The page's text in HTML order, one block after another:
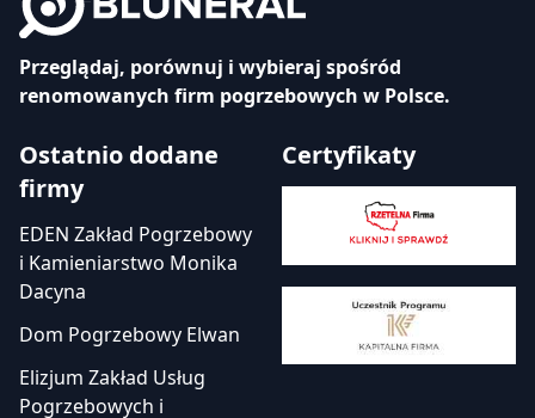
Przeglądaj, porównuj i wybieraj spośród
renomowanych firm pogrzebowych w Polsce.
Ostatnio dodane
firmy
EDEN Zakład Pogrzebowy
i Kamieniarstwo Monika
Dacyna
Dom Pogrzebowy Elwan
Elizjum Zakład Usług
Pogrzebowych i
Certyfikaty